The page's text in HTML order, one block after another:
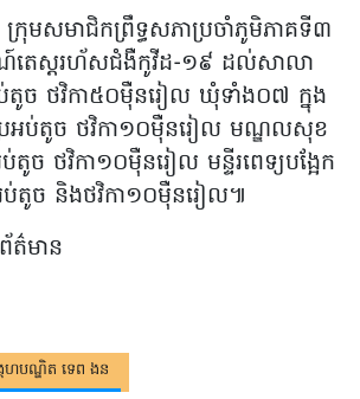
ក្រុមសមាជិកព្រឹទ្ធសភាប្រចាំភូមិភាគទី៣
តេស្តរហ័សជំងឺកូវីដ-១៩ ដល់សាលា
ច ថវិកា៥០ម៉ឺនរៀល ឃុំទាំង០៧ ក្នុង
ប់តូច ថវិកា១០ម៉ឺនរៀល មណ្ឌលសុខ
ច ថវិកា១០ម៉ឺនរៀល មន្ទីរពេទ្យបង្អែក
តូច និងថវិកា១០ម៉ឺនរៀល៕
ត៌មាន
គហបណ្ឌិត ទេព ងន